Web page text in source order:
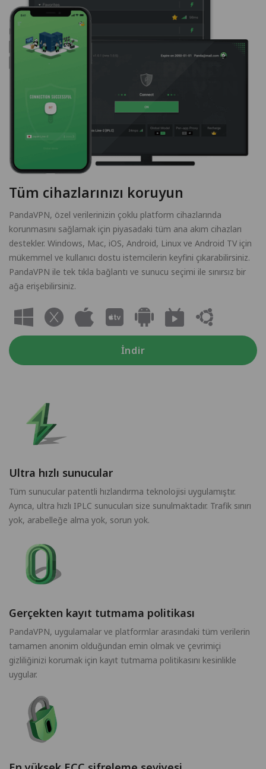
Tüm cihazlarınızı koruyun
PandaVPN, özel verilerinizin çoklu platform cihazlarında
korunmasını sağlamak için piyasadaki tüm ana akım cihazları
destekler. Windows, Mac, iOS, Android, Linux ve Android TV için
mükemmel ve kullanıcı dostu istemcilerin keyfini çıkarabilirsiniz.
PandaVPN ile tek tıkla bağlantı ve sunucu seçimi ile sınırsız bir
ağa erişebilirsiniz.
İndir
Ultra hızlı sunucular
Tüm sunucular patentli hızlandırma teknolojisi uygulamıştır.
Ayrıca, ultra hızlı IPLC sunucuları size sunulmaktadır. Trafik sınırı
yok, arabelleğe alma yok, sorun yok.
Gerçekten kayıt tutmama politikası
PandaVPN, uygulamalar ve platformlar arasındaki tüm verilerin
tamamen anonim olduğundan emin olmak ve çevrimiçi
gizliliğinizi korumak için kayıt tutmama politikasını kesinlikle
uygular.